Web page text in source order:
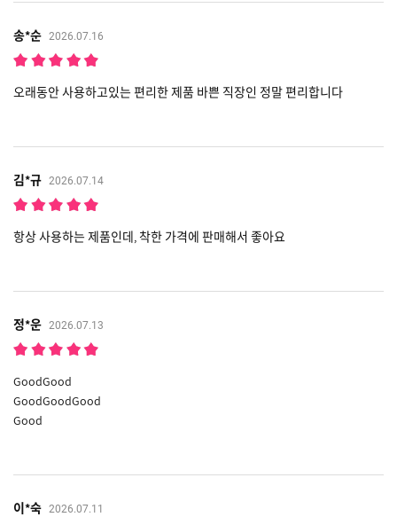
송*순 2026.07.16
오래동안 사용하고있는 편리한 제품 바쁜 직장인 정말 편리합니다
김*규 2026.07.14
항상 사용하는 제품인데, 착한 가격에 판매해서 좋아요
정*운 2026.07.13
GoodGood
GoodGoodGood
Good
이*숙 2026.07.11